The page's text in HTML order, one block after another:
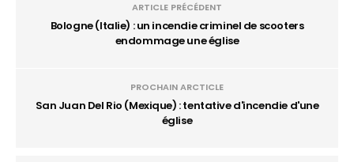
ARTICLE PRÉCÉDENT
Bologne (Italie) : un incendie criminel de scooters
endommage une église
PROCHAIN ARCTICLE
San Juan Del Rio (Mexique) : tentative d'incendie d'une
église